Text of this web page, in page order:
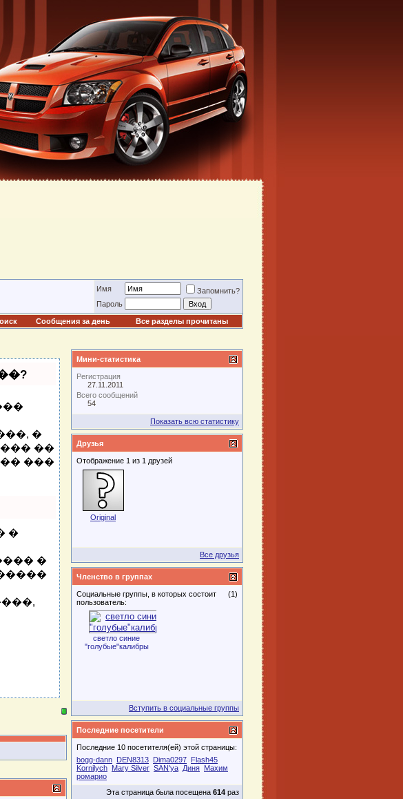
Имя
Запомнить?
Пароль
Сообщения за день Все разделы прочитаны
�
��
���
�
�
Мини-статистика
Регистрация
27.11.2011
Всего сообщений
54
Показать всю статистику
Друзья
Отображение 1 из 1 друзей
Original
Все друзья
Членство в группах
(1)
Социальные группы, в которых состоит
пользователь:
светло синие
"голубые"калибры
Вступить в социальные группы
Последние посетители
Последние 10 посетителя(ей) этой страницы:
bogg-dann DEN8313 Dima0297 Flash45
Kornilych Mary Silver SAN'ya Диня Махим
ромарио
Эта страница была посещена 614 раз